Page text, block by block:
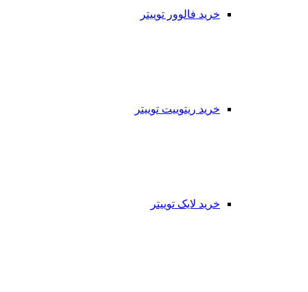
خرید فالوور توییتر
خرید ریتوییت توییتر
خرید لایک توییتر